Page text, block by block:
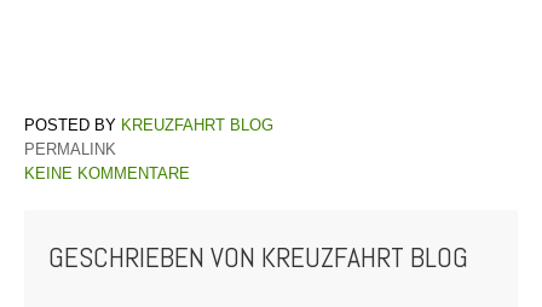
KREUZFAHRT BLOG
PERMALINK
KEINE KOMMENTARE
GESCHRIEBEN VON KREUZFAHRT BLOG